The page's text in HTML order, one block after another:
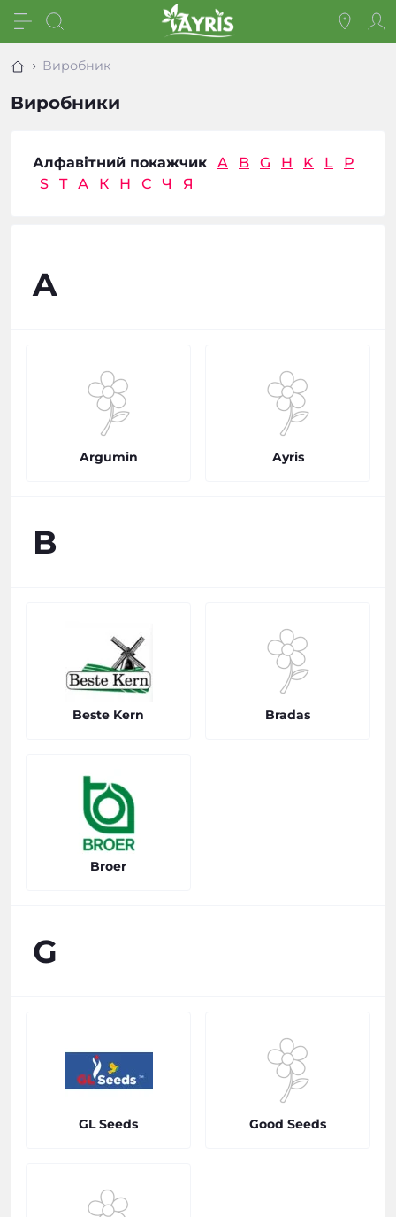
Виробник
Виробники
Алфавітний покажчик A B G H K L
P
S
T А К Н С Ч Я
A
Argumin Ayris
B
Beste Kern Bradas
Broer
G
GL Seeds Good Seeds